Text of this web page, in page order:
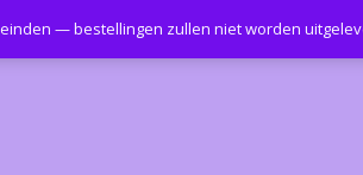
— bestellingen zullen niet worden